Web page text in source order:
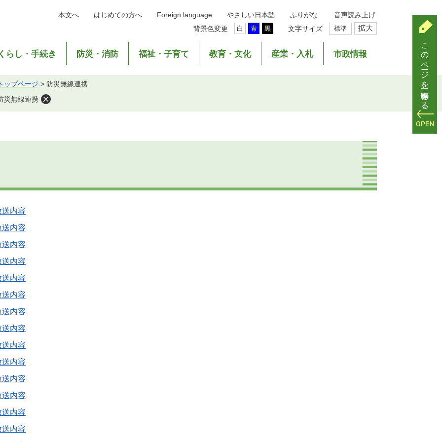
本文へ はじめての方へ Foreign language やさしい日本語 ふりがな
音声読み上げ
背景色変更
白 青 黒 文字サイズ 標準 拡大
らし・手続き 防災・消防 福祉・子育て 教育・文化 産業・入札 市政情報
ップページ > 防災無線連携
災無線連携
内容
内容
内容
内容
内容
内容
内容
内容
内容
内容
内容
内容
内容
内容
このページを一時保存する